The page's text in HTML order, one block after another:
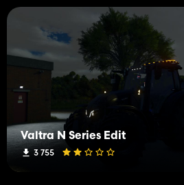
Valtra N Series Edit
3 755